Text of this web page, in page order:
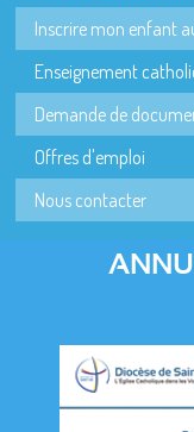
Inscrire mon enfant
Enseignement
Demande de
Offres d'emploi
Nous contacter